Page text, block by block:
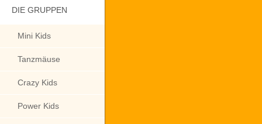
DIE GRUPPEN
Mini Kids
Tanzmäuse
Crazy Kids
Power Kids